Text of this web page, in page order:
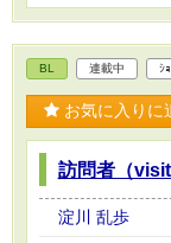
BL 連載中 ｼ
お気に入りに
訪問者（
淀川 乱歩